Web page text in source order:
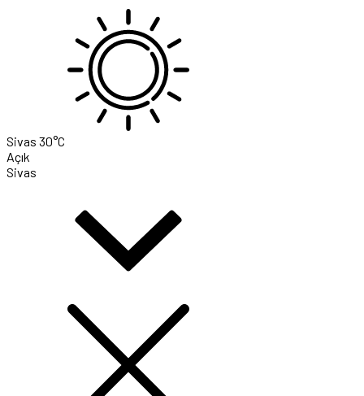
Sivas 30°C
Açık
Sivas